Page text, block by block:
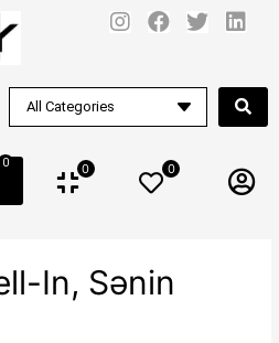
0 0 0
In, Sənin